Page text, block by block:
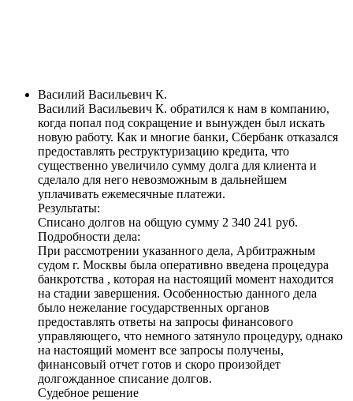
Василий Васильевич К.
Василий Васильевич К. обратился к нам в компанию,
когда попал под сокращение и вынужден был искать
новую работу. Как и многие банки, Сбербанк отказался
предоставлять реструктуризацию кредита, что
существенно увеличило сумму долга для клиента и
сделало для него невозможным в дальнейшем
уплачивать ежемесячные платежи.
Результаты:
Списано долгов на общую сумму 2 340 241 руб.
Подробности дела:
При рассмотрении указанного дела, Арбитражным
судом г. Москвы была оперативно введена процедура
банкротства , которая на настоящий момент находится
на стадии завершения. Особенностью данного дела
было нежелание государственных органов
предоставлять ответы на запросы финансового
управляющего, что немного затянуло процедуру, однако
на настоящий момент все запросы получены,
финансовый отчет готов и скоро произойдет
долгожданное списание долгов.
Судебное решение